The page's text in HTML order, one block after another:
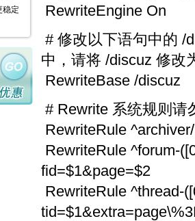
稳定
RewriteEngine On
# 修改以下语句中的 /
中，请将 /discuz 修改
RewriteBase /discuz
# Rewrite 系统规则请
RewriteRule
RewriteRule ^forum-
fid=$1&page=$2
RewriteRule ^thread-